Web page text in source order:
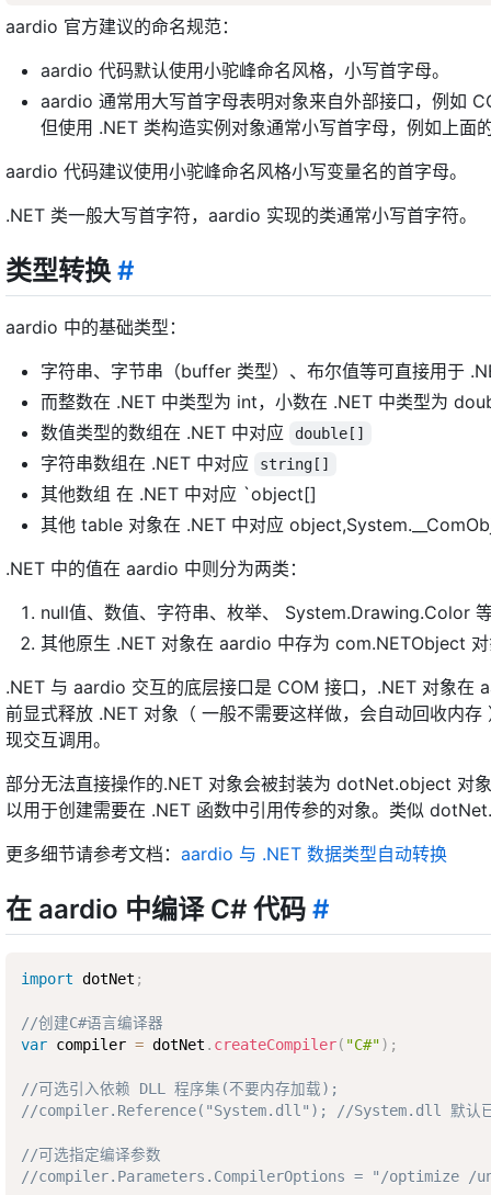
aardio 官方建议的命名规范：
aardio 代码默认使用小驼峰命名风格，小写首字母。
aardio 通常用大写首字母表明对象来自外部接口，例如
但使用 .NET 类构造实例对象通常小写首字母，例如上面
aardio 代码建议使用小驼峰命名风格小写变量名的首字母。
.NET 类一般大写首字符，aardio 实现的类通常小写首字符。
类型转换 #
aardio 中的基础类型：
字符串、字节串（buffer 类型）、布尔值等可直接用于
而整数在 .NET 中类型为 int，小数在 .NET 中类型为
数值类型的数组在 .NET 中对应
double[]
字符串数组在 .NET 中对应 string[]
其他数组 在 .NET 中对应 `object[]
其他 table 对象在 .NET 中对应
.NET 中的值在 aardio 中则分为两类：
null值、数值、字符串、枚举、 System.Drawing.Color
其他原生 .NET 对象在 aardio 中存为 com.NETObject
.NET 与 aardio 交互的底层接口是 COM 接口，.NET 对象
前显式释放 .NET 对象（ 一般不需要这样做，会自动回收内
现交互调用。
部分无法直接操作的.NET 对象会被封装为 dotNet.object
以用于创建需要在 .NET 函数中引用传参的对象。类似
更多细节请参考文档： aardio 与 .NET 数据类型自动转换
在 aardio 中编译 C# 代码 #
import dotNet ;
//创建C#语言编译器
var compiler = dotNet . createCompiler( "C#") ;
//可选引入依赖 DLL 程序集(不要内存加载);
//compiler.Reference("System.dll"); //System.dll 默认
//可选指定编译参数
//compiler.Parameters.CompilerOptions = "/optimize /